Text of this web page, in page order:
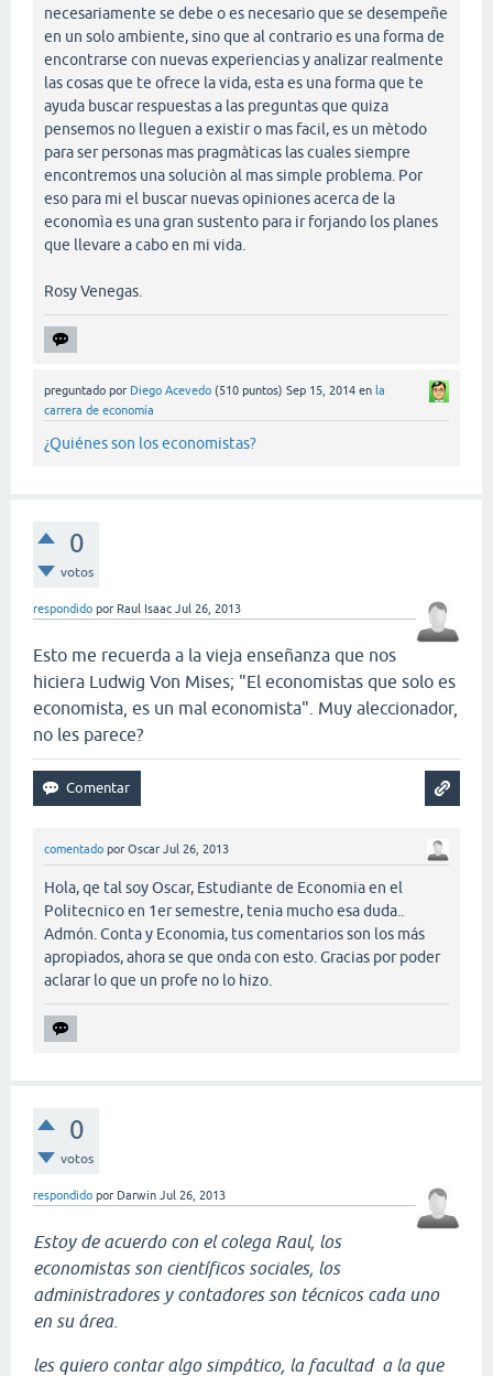
necesariamente se debe o es necesario que se desempeñe
en un solo ambiente, sino que al contrario es una forma de
encontrarse con nuevas experiencias y analizar realmente
las cosas que te ofrece la vida, esta es una forma que te
ayuda buscar respuestas a las preguntas que quiza
pensemos no lleguen a existir o mas facil, es un mètodo
para ser personas mas pragmàticas las cuales siempre
encontremos una soluciòn al mas simple problema. Por
eso para mi el buscar nuevas opiniones acerca de la
economìa es una gran sustento para ir forjando los planes
que llevare a cabo en mi vida.
Rosy Venegas.
preguntado por Diego Acevedo (510 puntos) Sep 15, 2014 en la
carrera de economía
¿Quiénes son los economistas?
0
votos
respondido por Raul Isaac Jul 26, 2013
Esto me recuerda a la vieja enseñanza que nos
hiciera Ludwig Von Mises; "El economistas que solo es
economista, es un mal economista". Muy aleccionador,
no les parece?
comentado por Oscar Jul 26, 2013
Hola, qe tal soy Oscar, Estudiante de Economia en el
Politecnico en 1er semestre, tenia mucho esa duda..
Admón. Conta y Economia, tus comentarios son los más
apropiados, ahora se que onda con esto. Gracias por poder
aclarar lo que un profe no lo hizo.
0
votos
respondido por Darwin Jul 26, 2013
Estoy de acuerdo con el colega Raul, los
economistas son científicos sociales, los
administradores y contadores son técnicos cada uno
en su área.
les quiero contar algo simpático, la facultad a la que